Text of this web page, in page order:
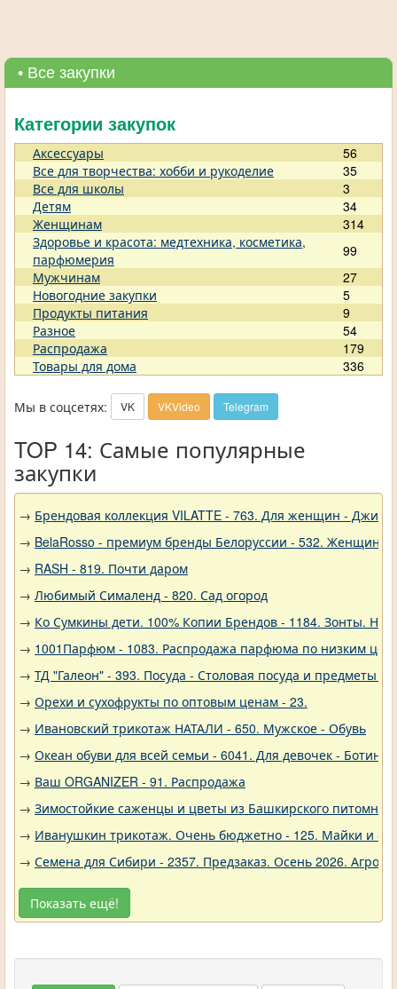
• Все закупки
Категории закупок
Аксессуары
56
Все для творчества: хобби и рукоделие
35
Все для школы
3
Детям
34
Женщинам
314
Здоровье и красота: медтехника, косметика,
парфюмерия
99
Мужчинам
27
Новогодние закупки
5
Продукты питания
9
Разное
54
Распродажа
179
Товары для дома
336
Мы в соцсетях: VK VKVideo Telegram
TOP 14: Самые популярные
закупки
→ Брендовая коллекция VILATTE - 763. Для женщин -
→ BelaRosso - премиум бренды Белоруссии - 532.
→ RASH - 819. Почти даром
→ Любимый Сималенд - 820. Сад огород
→ Ко Сумкины дети. 100% Копии Брендов - 1184. Зонты.
→ 1001Парфюм - 1083. Распродажа парфюма по низким
→ ТД "Галеон" - 393. Посуда - Столовая посуда и предметы
→ Орехи и сухофрукты по оптовым ценам - 23.
→ Ивановский трикотаж НАТАЛИ - 650. Мужское - Обувь
→ Океан обуви для всей семьи - 6041. Для девочек - Ботинки
→ Ваш ORGANIZER - 91. Распродажа
→ Зимостойкие саженцы и цветы из Башкирского
→ Иванушкин трикотаж. Очень бюджетно - 125. Майки и
→ Семена для Сибири - 2357. Предзаказ. Осень 2026.
Показать ещё!